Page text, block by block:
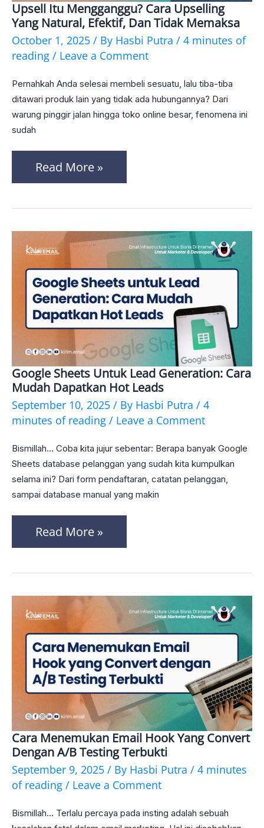
Upsell Itu Mengganggu? Cara Upselling
Yang Natural, Efektif, Dan Tidak Memaksa
October 1, 2025 / By Hasbi Putra / 4 minutes of
reading / Leave a Comment
Pernahkah Anda selesai membeli sesuatu, lalu tiba-tiba
ditawari produk lain yang tidak ada hubungannya? Dari
warung pinggir jalan hingga toko online besar, fenomena ini
sudah
Upsell
Itu
Mengganggu?
Upselling
yang
Natural,
Read More »
Google Sheets Untuk Lead Generation: Cara
Mudah Dapatkan Hot Leads
September 10, 2025 / By Hasbi Putra / 4
minutes of reading / Leave a Comment
Bismillah… Coba kita jujur sebentar: Berapa banyak Google
Sheets database pelanggan yang sudah kita kumpulkan
selama ini? Dari form pendaftaran, catatan pelanggan,
sampai database manual yang makin
Google
Sheets
untuk
Generation:
Cara
Mudah
Read More »
Cara Menemukan Email Hook Yang Convert
Dengan A/B Testing Terbukti
September 9, 2025 / By Hasbi Putra / 4 minutes
of reading / Leave a Comment
Bismillah… Terlalu percaya pada insting adalah sebuah
Cara
Menemukan
Email
yang